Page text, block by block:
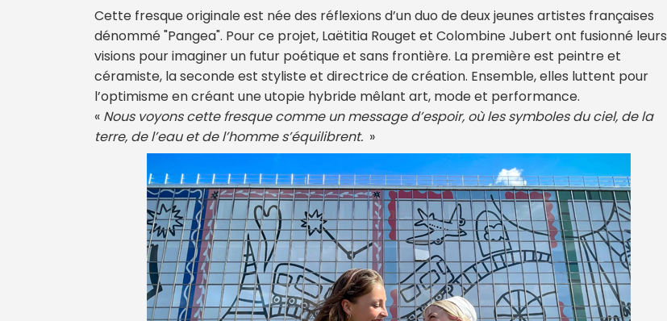
Cette fresque originale est née des réflexions d’un duo de deux jeunes artistes françaises
dénommé "Pangea". Pour ce projet, Laëtitia Rouget et Colombine Jubert ont fusionné leurs
visions pour imaginer un futur poétique et sans frontière. La première est peintre et
céramiste, la seconde est styliste et directrice de création. Ensemble, elles luttent pour
l’optimisme en créant une utopie hybride mêlant art, mode et performance.
« Nous voyons cette fresque comme un message d’espoir, où les symboles du ciel, de la
terre, de l’eau et de l’homme s’équilibrent. »